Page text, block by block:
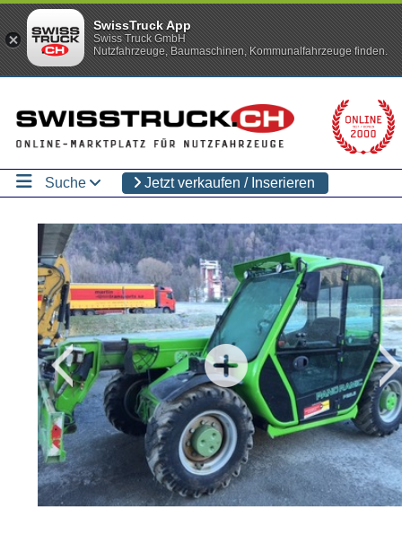
Suche Jetzt verkaufen / Inserieren
SwissTruck App
Swiss Truck GmbH
Nutzfahrzeuge, Baumaschinen, Kommunalfahrzeuge finden.